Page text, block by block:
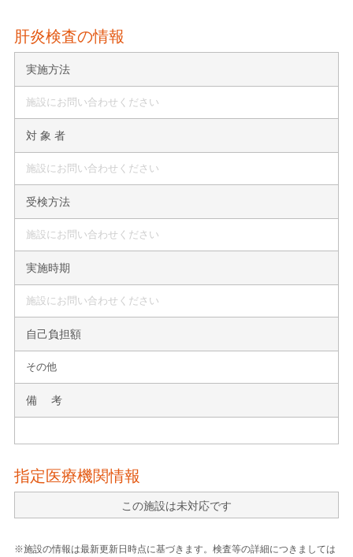
肝炎検査の情報
実施方法
施設にお問い合わせください
対 象 者
施設にお問い合わせください
受検方法
施設にお問い合わせください
実施時期
施設にお問い合わせください
自己負担額
その他
備 考
指定医療機関情報
この施設は未対応です
※施設の情報は最新更新日時点に基づきます。検査等の詳細につきましては